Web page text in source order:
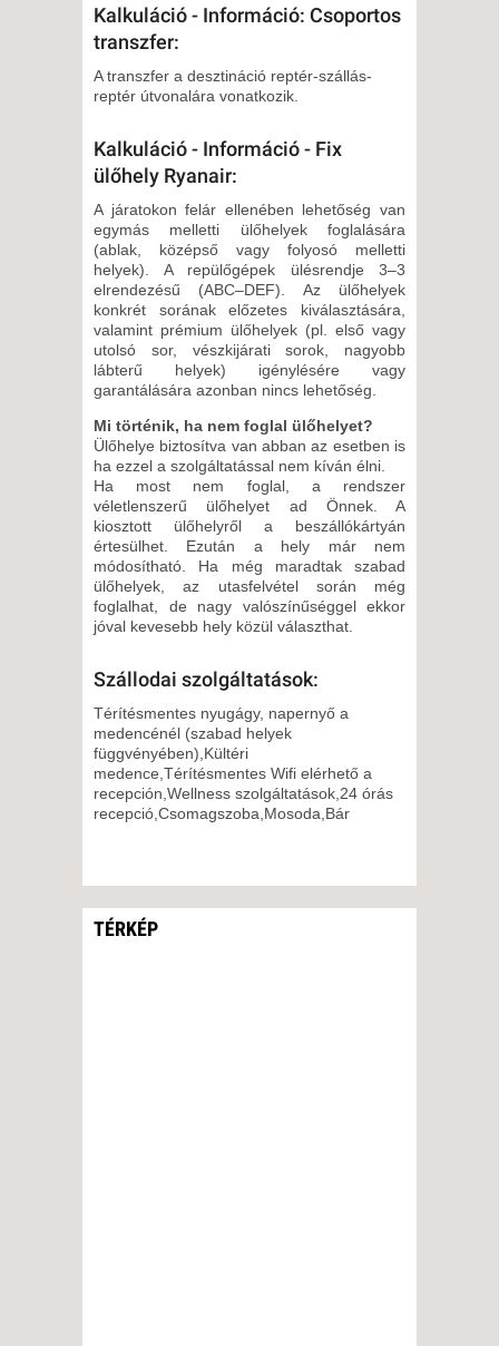
Kalkuláció - Információ: Csoportos
transzfer:
A transzfer a desztináció reptér-szállás-
reptér útvonalára vonatkozik.
Kalkuláció - Információ - Fix
ülőhely Ryanair:
A járatokon felár ellenében lehetőség van
egymás melletti ülőhelyek foglalására
(ablak, középső vagy folyosó melletti
helyek). A repülőgépek ülésrendje 3–3
elrendezésű (ABC–DEF). Az ülőhelyek
konkrét sorának előzetes kiválasztására,
valamint prémium ülőhelyek (pl. első vagy
utolsó sor, vészkijárati sorok, nagyobb
lábterű helyek) igénylésére vagy
garantálására azonban nincs lehetőség.
Mi történik, ha nem foglal ülőhelyet?
Ülőhelye biztosítva van abban az esetben is
ha ezzel a szolgáltatással nem kíván élni.
Ha most nem foglal, a rendszer
véletlenszerű ülőhelyet ad Önnek. A
kiosztott ülőhelyről a beszállókártyán
értesülhet. Ezután a hely már nem
módosítható. Ha még maradtak szabad
ülőhelyek, az utasfelvétel során még
foglalhat, de nagy valószínűséggel ekkor
jóval kevesebb hely közül választhat.
Szállodai szolgáltatások:
Térítésmentes nyugágy, napernyő a
medencénél (szabad helyek
függvényében),Kültéri
medence,Térítésmentes Wifi elérhető a
recepción,Wellness szolgáltatások,24 órás
recepció,Csomagszoba,Mosoda,Bár
TÉRKÉP